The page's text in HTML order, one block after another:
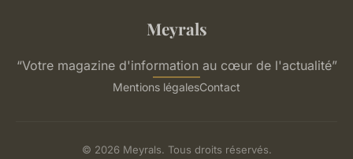
Meyrals
“Votre magazine d'information au cœur de l'actualité”
Mentions légalesContact
© 2026 Meyrals. Tous droits réservés.